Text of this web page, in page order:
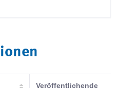
Veröffentlichende